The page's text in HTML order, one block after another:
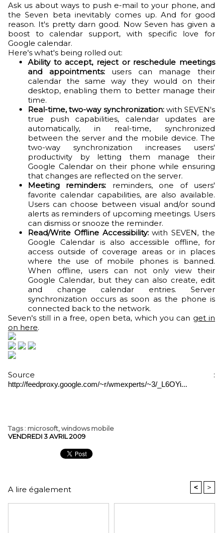
Ask us about ways to push e-mail to your phone, and
the Seven beta inevitably comes up. And for good
reason. It's pretty darn good. Now Seven has given a
boost to calendar support, with specific love for
Google calendar.
Here's what's being rolled out:
Ability to accept, reject or reschedule meetings
and appointments:users can manage their
calendar the same way they would on their
desktop, enabling them to better manage their
time.
Real-time, two-way synchronization: with SEVEN's
true push capabilities, calendar updates are
automatically, in real-time, synchronized
between the server and the mobile device. The
two-way synchronization increases users'
productivity by letting them manage their
Google Calendar on their phone while ensuring
that changes are reflected on the server.
Meeting reminders: reminders, one of users'
favorite calendar capabilities, are also available.
Users can choose between visual and/or sound
alerts as reminders of upcoming meetings. Users
can dismiss or snooze the reminder.
Read/Write Offline Accessibility:with SEVEN, the
Google Calendar is also accessible offline, for
access outside of coverage areas or in places
where the use of mobile phones is banned.
When offline, users can not only view their
Google Calendar, but they can also create, edit
and change calendar entries. Server
synchronization occurs as soon as the phone is
connected back to the network.
Seven's still in a free, open beta, which you can get in
on here.
Source :
http://feedproxy.google.com/~r/wmexperts/~3/_L6OYi...
Tags: microsoft,windows mobile
VENDREDI 3 AVRIL 2009
A lire également < >